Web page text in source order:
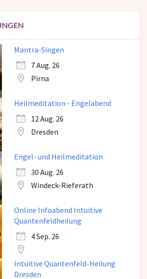
Mantra-Singen
7 Aug. 26
Pirna
Heilmeditation - Engelabend
12 Aug. 26
Dresden
Engel- und Heilmeditation
30 Aug. 26
Windeck-Rieferath
Online Infoabend Intuitive
Quantenfeldheilung
4 Sep. 26
Intuitive Quantenfeld-Heilung
Dresden